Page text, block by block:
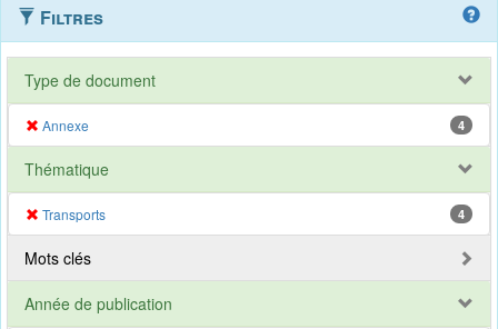
Filtres
Type de document
Annexe 4
Thématique
Transports 4
Mots clés
Année de publication